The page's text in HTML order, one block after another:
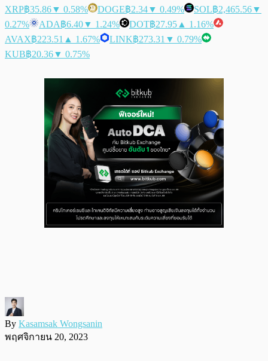
XRP฿35.86▼ 0.58% DOGE฿2.34▼ 0.49% SOL฿2,465.56▼
0.27%
ADA฿6.40▼ 1.24% DOT฿27.95 ▲ 1.16%
AVAX฿223.51 ▲ 1.67% LINK฿273.31 ▼ 0.79%
KUB฿20.36▼ 0.75%
By Kasamsak Wongsanin
พฤศจิกายน 20, 2023